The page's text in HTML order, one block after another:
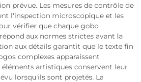
prévue. Les mesures de contrôle de
l'inspection microscopique et les
vérifier que chaque gobo
aux normes strictes avant la
aux détails garantit que le texte fin
complexes apparaissent
artistiques conservent leur
lorsqu'ils sont projetés. La